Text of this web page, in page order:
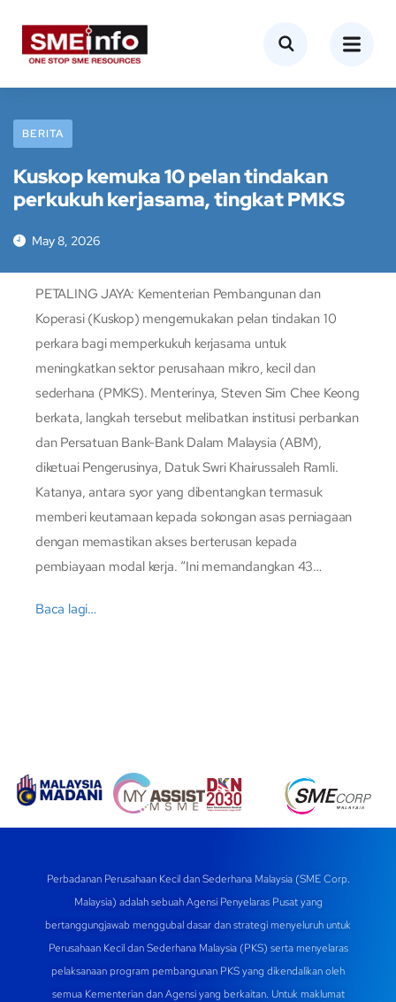
BERITA
Kuskop kemuka 10 pelan tindakan
perkukuh kerjasama, tingkat PMKS
May 8, 2026
PETALING JAYA: Kementerian Pembangunan dan
Koperasi (Kuskop) mengemukakan pelan tindakan 10
perkara bagi memperkukuh kerjasama untuk
meningkatkan sektor perusahaan mikro, kecil dan
sederhana (PMKS). Menterinya, Steven Sim Chee Keong
berkata, langkah tersebut melibatkan institusi perbankan
dan Persatuan Bank-Bank Dalam Malaysia (ABM),
diketuai Pengerusinya, Datuk Swri Khairussaleh Ramli.
Katanya, antara syor yang dibentangkan termasuk
memberi keutamaan kepada sokongan asas perniagaan
dengan memastikan akses berterusan kepada
pembiayaan modal kerja. “Ini memandangkan 43…
Baca lagi…
Perbadanan Perusahaan Kecil dan Sederhana Malaysia (SME Corp.
Malaysia) adalah sebuah Agensi Penyelaras Pusat yang
bertanggungjawab menggubal dasar dan strategi menyeluruh untuk
Perusahaan Kecil dan Sederhana Malaysia (PKS) serta menyelaras
pelaksanaan program pembangunan PKS yang dikendalikan oleh
semua Kementerian dan Agensi yang berkaitan. Untuk maklumat